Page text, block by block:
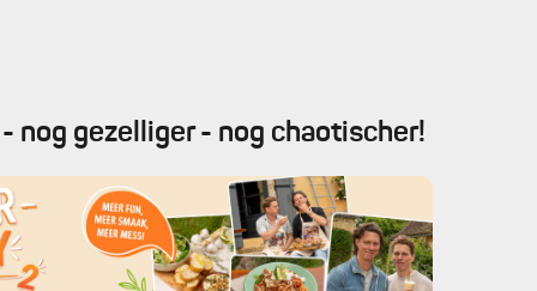
nog gezelliger - nog chaotischer!